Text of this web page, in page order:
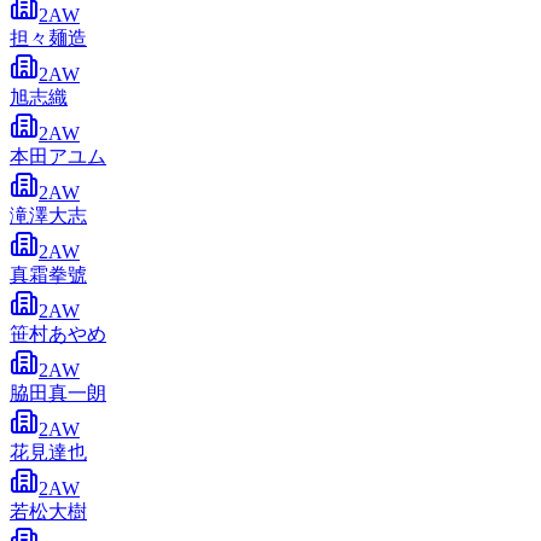
2AW
担々麺造
2AW
旭志織
2AW
本田アユム
2AW
滝澤大志
2AW
真霜拳號
2AW
笹村あやめ
2AW
脇田真一朗
2AW
花見達也
2AW
若松大樹